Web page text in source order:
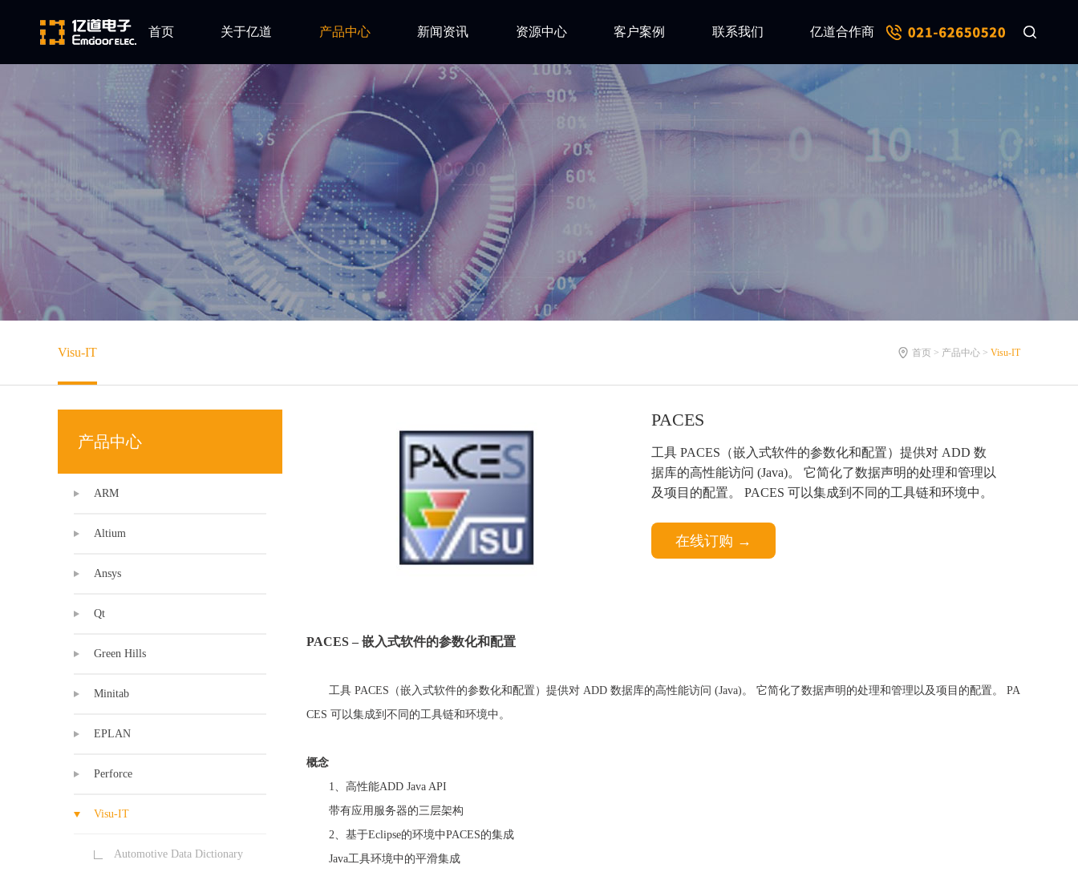
首页 关于亿道
公司简介
发展历程
企业文化
产品中心
Ansys
Green Hills
Minitab
EPLAN
Perforce
Visu-IT
TESSY
Incredibuild
新闻资讯
亿道动态
技术资讯
资源中心
试用下载
FAQ
安装文档
技术文档
技术视频
网络研讨会
客户案例 联系我们 亿道合作商
Visu-IT 首页 > 产品中心 > Visu-IT
产品中心
ARM
Altium
Ansys
Qt
Green Hills
Minitab
EPLAN
Perforce
Visu-IT
Automotive Data Dictionary
PACES
工具 PACES（嵌入式软件的参数化和配置）提供对 ADD 数
据库的高性能访问 (Java)。 它简化了数据声明的处理和管理以
及项目的配置。 PACES 可以集成到不同的工具链和环境中。
在线订购 →
PACES – 嵌入式软件的参数化和配置
工具 PACES（嵌入式软件的参数化和配置）提供对 ADD 数据库的高性能访问 (Java)。 它简化了数据声明的处理和管理以及项目的配置。 PA
CES 可以集成到不同的工具链和环境中。
概念
1、高性能ADD Java API
带有应用服务器的三层架构
2、基于Eclipse的环境中PACES的集成
Java工具环境中的平滑集成